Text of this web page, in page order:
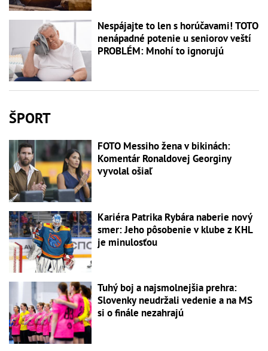
Nespájajte to len s horúčavami! TOTO
nenápadné potenie u seniorov veští
PROBLÉM: Mnohí to ignorujú
ŠPORT
FOTO Messiho žena v bikinách:
Komentár Ronaldovej Georginy
vyvolal ošiaľ
Kariéra Patrika Rybára naberie nový
smer: Jeho pôsobenie v klube z KHL
je minulosťou
Tuhý boj a najsmolnejšia prehra:
Slovenky neudržali vedenie a na MS
si o finále nezahrajú